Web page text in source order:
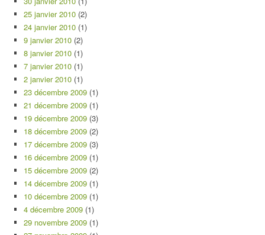
25 janvier 2010 (2)
24 janvier 2010 (1)
9 janvier 2010 (2)
8 janvier 2010 (1)
7 janvier 2010 (1)
2 janvier 2010 (1)
23 décembre 2009 (1)
21 décembre 2009 (1)
19 décembre 2009 (3)
18 décembre 2009 (2)
17 décembre 2009 (3)
16 décembre 2009 (1)
15 décembre 2009 (2)
14 décembre 2009 (1)
10 décembre 2009 (1)
4 décembre 2009 (1)
29 novembre 2009 (1)